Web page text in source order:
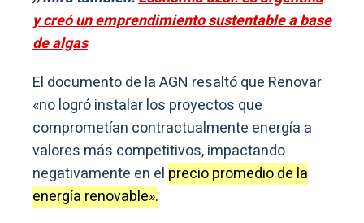
y creó un emprendimiento sustentable a base
de algas
El documento de la AGN resaltó que Renovar
«no logró instalar los proyectos que
comprometían contractualmente energía a
valores más competitivos, impactando
negativamente en el precio promedio de la
energía renovable».